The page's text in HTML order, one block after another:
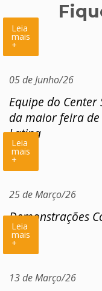
Leia
mais
+
05 de Junho/26
Equipe do
da maior feira
Latina
Leia
mais
+
25 de Março/26
Demonstrações
Leia
mais
+
13 de Março/26